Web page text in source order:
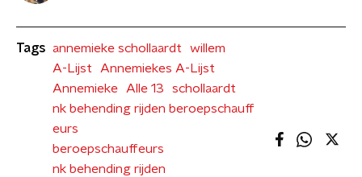
Tags annemieke schollaardt
willem
A-Lijst
Annemiekes A-Lijst
Annemieke
Alle 13
schollaardt
nk behending rijden beroepschauff
eurs
beroepschauffeurs
nk behending rijden